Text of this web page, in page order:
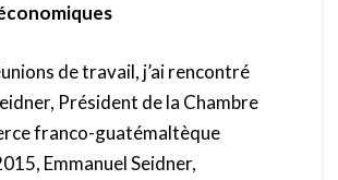
de travail, j’ai rencontré
Président de la Chambre
franco-guatémaltèque
Emmanuel Seidner,